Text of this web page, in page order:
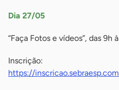
Dia 27/05
“Faça Fotos e vídeos”, das 9h
Inscrição:
https://